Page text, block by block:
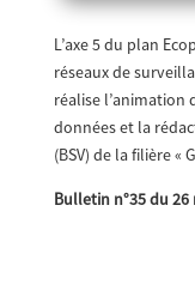
L’axe 5 du plan
réseaux de
réalise l’animation
données et la
(BSV) de la filière «
Bulletin n°35 du